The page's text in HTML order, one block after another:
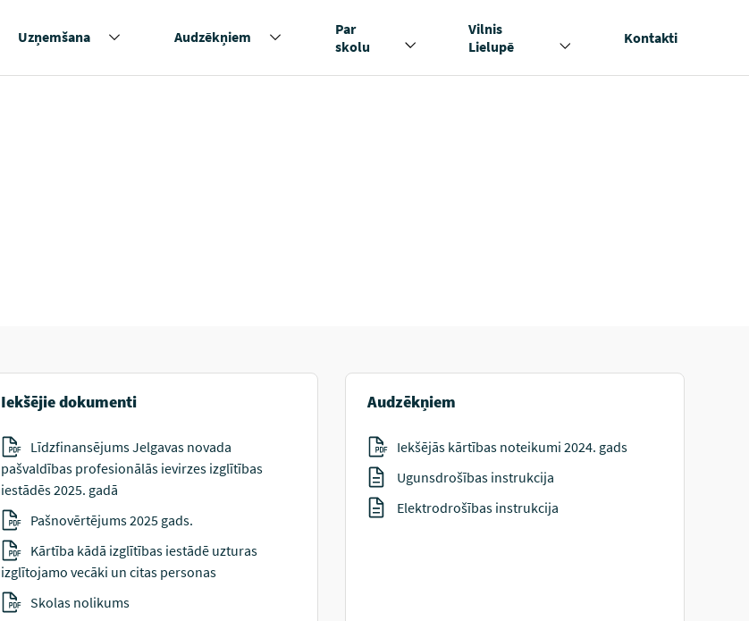
Uzņemšana Audzēkņiem
Par
skolu
Vilnis
Lielupē
Kontakti
Iekšējie dokumenti
Līdzfinansējums Jelgavas novada
pašvaldības profesionālās ievirzes izglītības
iestādēs 2025. gadā
Pašnovērtējums 2025 gads.
Kārtība kādā izglītības iestādē uzturas
izglītojamo vecāki un citas personas
Skolas nolikums
Audzēkņiem
Iekšējās kārtības noteikumi 2024. gads
Ugunsdrošības instrukcija
Elektrodrošības instrukcija